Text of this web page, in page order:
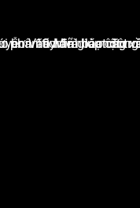
Nguyễn Văn Minh là một trong những chuyên gia hàng đầu về báo cáo tin tức thể